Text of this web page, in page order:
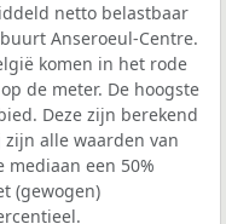
netto belastbaar
Anseroeul-Centre.
komen in het rode
de meter. De hoogste
Deze zijn berekend
alle waarden van
mediaan een 50%
(gewogen)